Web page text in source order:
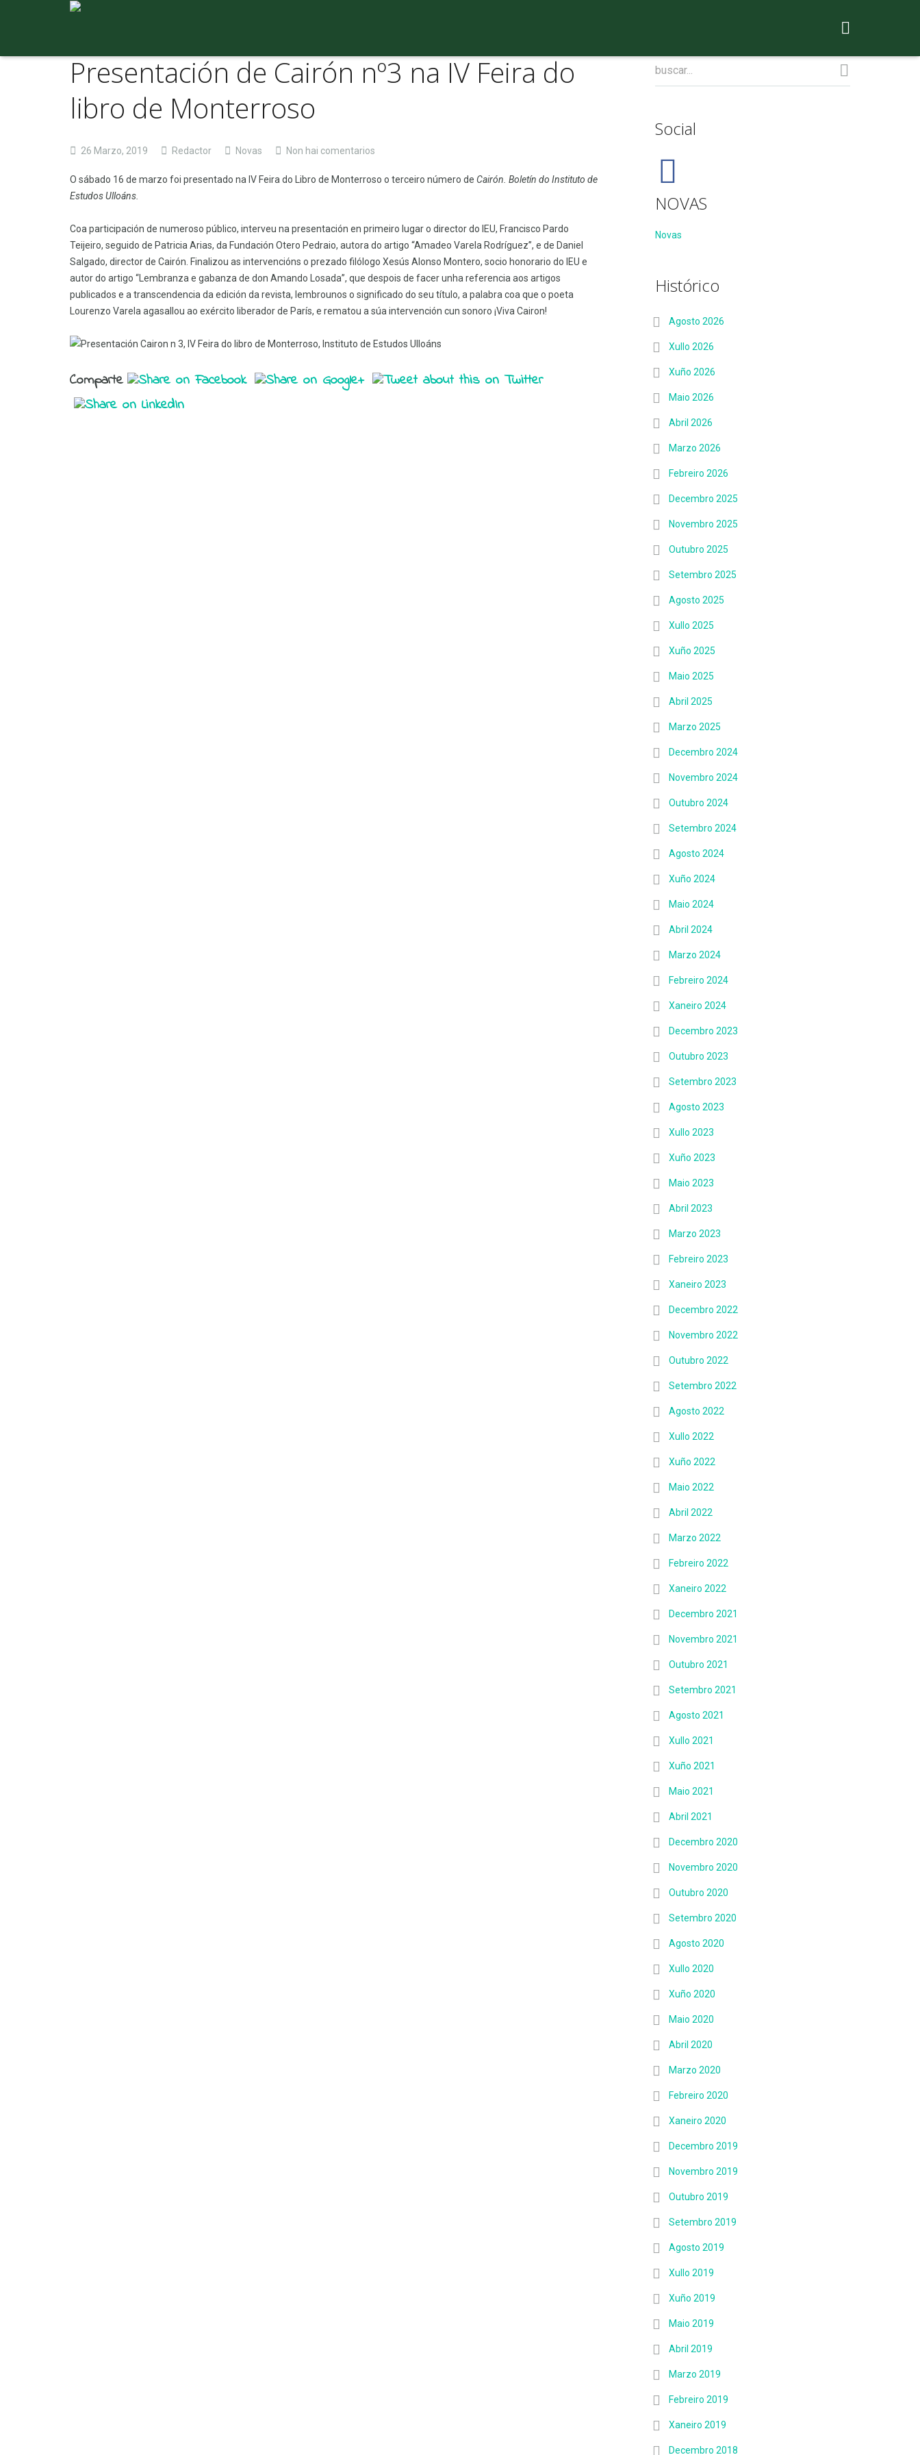
Presentación de Cairón nº3 na IV Feira do
libro de Monterroso
26 Marzo, 2019 Redactor Novas Non hai comentarios
de
na
IV
Feira
do
libro
de
O sábado 16 de marzo foi presentado na IV Feira do Libro de Monterroso o terceiro número de Cairón. Boletín do Instituto de
Estudos Ulloáns.
Coa participación de numeroso público, interveu na presentación en primeiro lugar o director do IEU, Francisco Pardo
Teijeiro, seguido de Patricia Arias, da Fundación Otero Pedraio, autora do artigo “Amadeo Varela Rodríguez”, e de Daniel
Salgado, director de Cairón. Finalizou as intervencións o prezado filólogo Xesús Alonso Montero, socio honorario do IEU e
autor do artigo “Lembranza e gabanza de don Amando Losada”, que despois de facer unha referencia aos artigos
publicados e a transcendencia da edición da revista, lembrounos o significado do seu título, a palabra coa que o poeta
Lourenzo Varela agasallou ao exército liberador de París, e rematou a súa intervención cun sonoro ¡Viva Cairon!
Comparte
Social
NOVAS
Novas
Histórico
Agosto 2026
Xullo 2026
Xuño 2026
Maio 2026
Abril 2026
Marzo 2026
Febreiro 2026
Decembro 2025
Novembro 2025
Outubro 2025
Setembro 2025
Agosto 2025
Xullo 2025
Xuño 2025
Maio 2025
Abril 2025
Marzo 2025
Decembro 2024
Novembro 2024
Outubro 2024
Setembro 2024
Agosto 2024
Xuño 2024
Maio 2024
Abril 2024
Marzo 2024
Febreiro 2024
Xaneiro 2024
Decembro 2023
Outubro 2023
Setembro 2023
Agosto 2023
Xullo 2023
Xuño 2023
Maio 2023
Abril 2023
Marzo 2023
Febreiro 2023
Xaneiro 2023
Decembro 2022
Novembro 2022
Outubro 2022
Setembro 2022
Agosto 2022
Xullo 2022
Xuño 2022
Maio 2022
Abril 2022
Marzo 2022
Febreiro 2022
Xaneiro 2022
Decembro 2021
Novembro 2021
Outubro 2021
Setembro 2021
Agosto 2021
Xullo 2021
Xuño 2021
Maio 2021
Abril 2021
Decembro 2020
Novembro 2020
Outubro 2020
Setembro 2020
Agosto 2020
Xullo 2020
Xuño 2020
Maio 2020
Abril 2020
Marzo 2020
Febreiro 2020
Xaneiro 2020
Decembro 2019
Novembro 2019
Outubro 2019
Setembro 2019
Agosto 2019
Xullo 2019
Xuño 2019
Maio 2019
Abril 2019
Marzo 2019
Febreiro 2019
Xaneiro 2019
Decembro 2018